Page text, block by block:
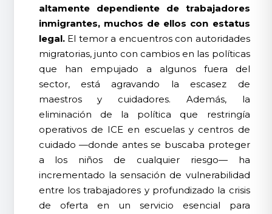
altamente dependiente de trabajadores
inmigrantes, muchos de ellos con estatus
legal.El temor a encuentros con autoridades
migratorias, junto con cambios en las políticas
que han empujado a algunos fuera del
sector, está agravando la escasez de
maestros y cuidadores. Además, la
eliminación de la política que restringía
operativos de ICE en escuelas y centros de
cuidado —donde antes se buscaba proteger
a los niños de cualquier riesgo— ha
incrementado la sensación de vulnerabilidad
entre los trabajadores y profundizado la crisis
de oferta en un servicio esencial para